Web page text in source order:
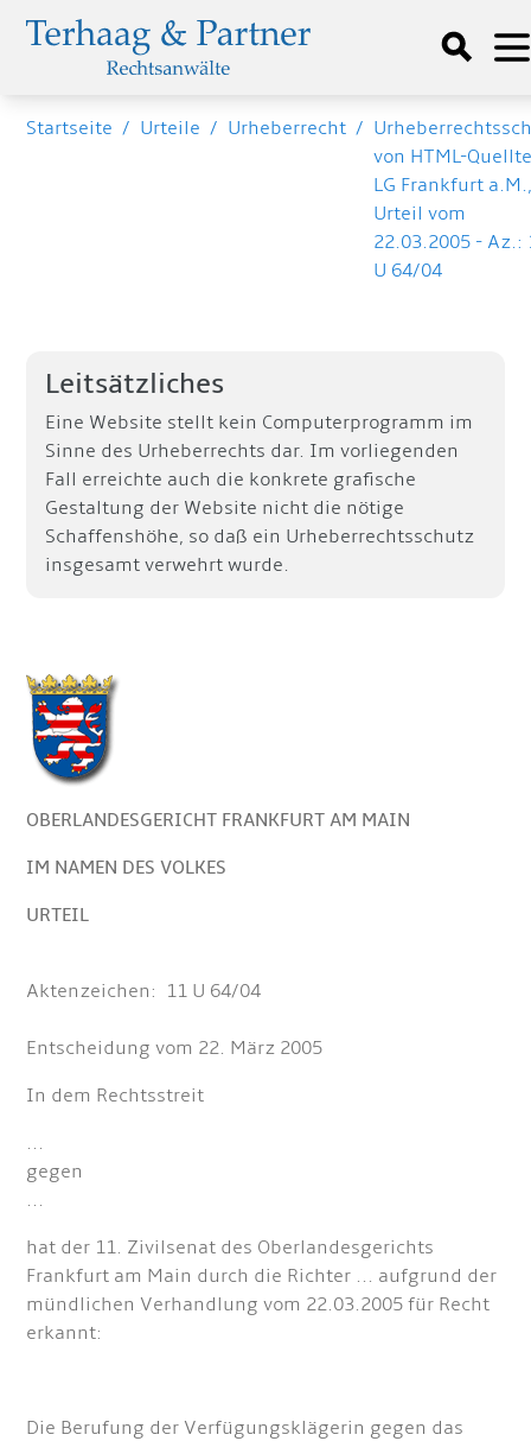
Startseite / Urteile / Urheberrecht /
von HTML-
LG Frankfurt
Urteil vom
22.03.2005 - Az.:
U 64/04
Leitsätzliches
Eine Website stellt kein Computerprogramm im
Sinne des Urheberrechts dar. Im vorliegenden
Fall erreichte auch die konkrete grafische
Gestaltung der Website nicht die nötige
Schaffenshöhe, so daß ein Urheberrechtsschutz
insgesamt verwehrt wurde.
OBERLANDESGERICHT FRANKFURT AM MAIN
IM NAMEN DES VOLKES
URTEIL
Aktenzeichen: 11 U 64/04
Entscheidung vom 22. März 2005
In dem Rechtsstreit
...
gegen
...
hat der 11. Zivilsenat des Oberlandesgerichts
Frankfurt am Main durch die Richter ... aufgrund der
mündlichen Verhandlung vom 22.03.2005 für Recht
erkannt:
Die Berufung der Verfügungsklägerin gegen das